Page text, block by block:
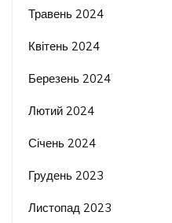
Травень 2024
Квітень 2024
Березень 2024
Лютий 2024
Січень 2024
Грудень 2023
Листопад 2023